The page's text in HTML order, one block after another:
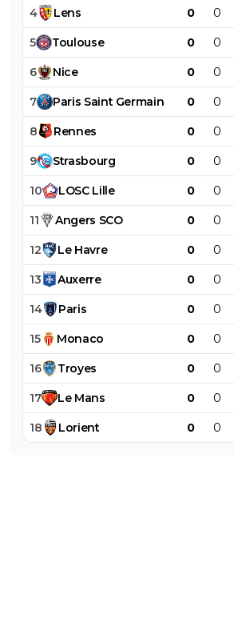
4 Lens 0 0
5 Toulouse 0 0
6 Nice 0 0
7 Paris Saint Germain 0 0
8 Rennes 0 0
9 Strasbourg 0 0
10 LOSC Lille 0 0
11 Angers SCO 0 0
12 Le Havre 0 0
13 Auxerre 0 0
14 Paris 0 0
15 Monaco 0 0
16 Troyes 0 0
17 Le Mans 0 0
18 Lorient 0 0